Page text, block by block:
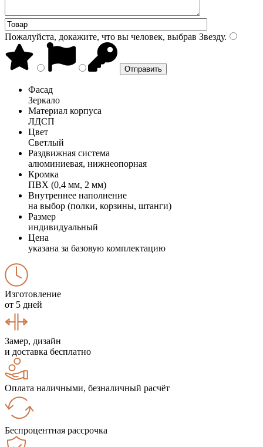
Пожалуйста, докажите, что вы человек, выбрав Звезду.
Фасад
Зеркало
Материал корпуса
ЛДСП
Цвет
Светлый
Раздвижная система
алюминиевая, нижнеопорная
Кромка
ПВХ (0,4 мм, 2 мм)
Внутреннее наполнение
на выбор (полки, корзины, штанги)
Размер
индивидуальный
Цена
указана за базовую комплектацию
Изготовление
от 5 дней
Замер, дизайн
и доставка бесплатно
Оплата наличными, безналичный расчёт
Беспроцентная рассрочка